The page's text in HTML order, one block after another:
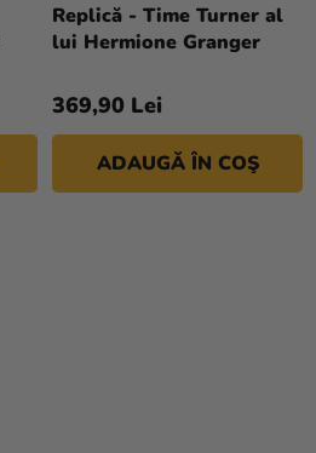
Replică - Time Turner al
lui Hermione Granger
369,90 Lei
ADAUGĂ ÎN COŞ